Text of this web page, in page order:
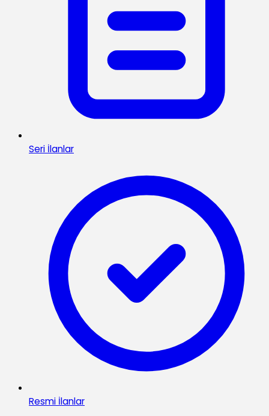
Seri İlanlar
Resmi İlanlar